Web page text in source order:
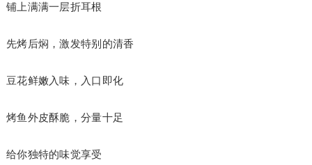
铺上满满一层折耳根
先烤后焖，激发特别的清香
豆花鲜嫩入味，入口即化
烤鱼外皮酥脆，分量十足
给你独特的味觉享受